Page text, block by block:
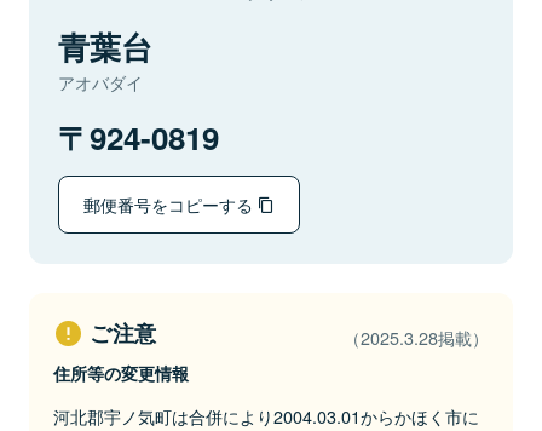
青葉台
アオバダイ
924-0819
郵便番号をコピーする
ご注意 （2025.3.28掲載）
住所等の変更情報
河北郡宇ノ気町は合併により2004.03.01からかほく市に